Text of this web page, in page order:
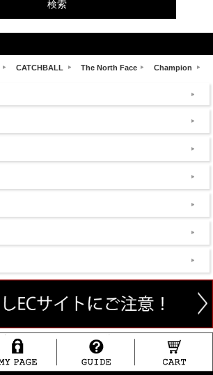
CATCHBALL The North Face Champion